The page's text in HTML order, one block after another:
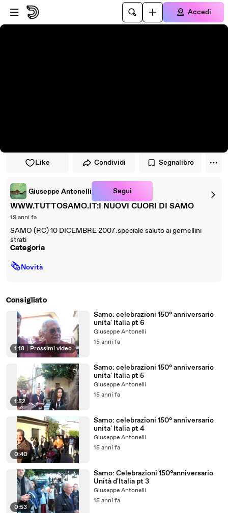
Vai al lettore
Passa al contenuto principale
Accedi
Like Condividi Segnalibro
Giuseppe Antonelli Segui
WWW.TUTTOSAMO.IT:I NUOVI CUORI DI SAMO
19 anni fa
SAMO (RC) 10 DICEMBRE 2007:speciale saluto ai gemellini
strati
Categoria
🗞Novità
Consigliato
1:18 Prossimi video
Samo: celebrazioni 150° anniversario
unita' Italia pt 6
Giuseppe Antonelli
15 anni fa
1:52
Samo: celebrazioni 150° anniversario
unita' Italia pt 5
Giuseppe Antonelli
15 anni fa
0:40
Samo: celebrazioni 150° anniversario
unita' Italia pt 4
Giuseppe Antonelli
15 anni fa
0:53
Samo: Celebrazioni 150°anniversario
Unità d'Italia pt 3
Giuseppe Antonelli
15 anni fa